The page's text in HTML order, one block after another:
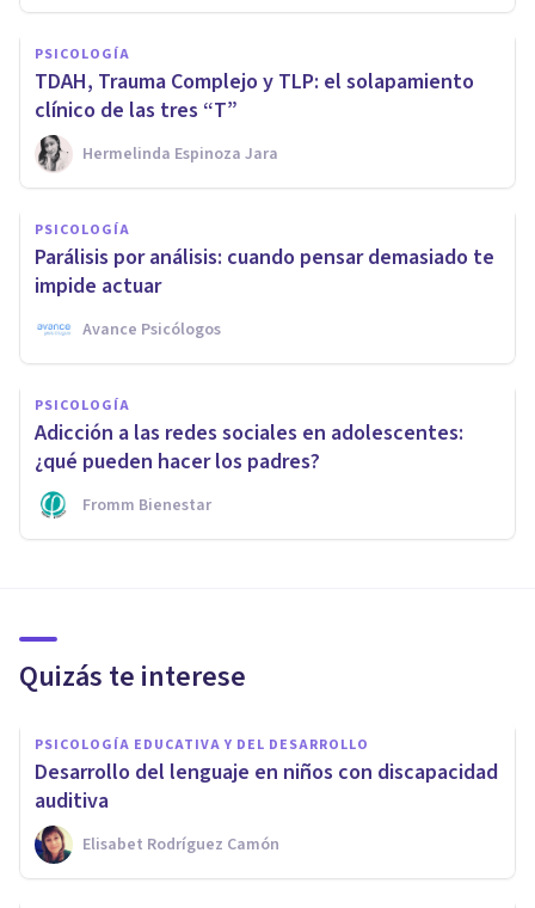
PSICOLOGÍA
TDAH, Trauma Complejo y TLP: el solapamiento
clínico de las tres “T”
Hermelinda Espinoza Jara
PSICOLOGÍA
Parálisis por análisis: cuando pensar demasiado te
impide actuar
Avance Psicólogos
PSICOLOGÍA
Adicción a las redes sociales en adolescentes:
¿qué pueden hacer los padres?
Fromm Bienestar
Quizás te interese
PSICOLOGÍA EDUCATIVA Y DEL DESARROLLO
Desarrollo del lenguaje en niños con discapacidad
auditiva
Elisabet Rodríguez Camón